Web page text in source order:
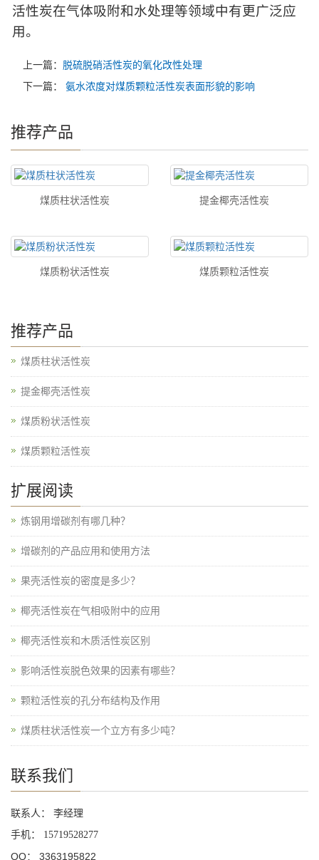
活性炭在气体吸附和水处理等领域中有更广泛应
用。
上一篇： 脱硫脱硝活性炭的氧化改性处理
下一篇：
氨水浓度对煤质颗粒活性炭表面形貌的影响
推荐产品
煤质柱状活性炭 提金椰壳活性炭
煤质粉状活性炭 煤质颗粒活性炭
推荐产品
煤质柱状活性炭
提金椰壳活性炭
煤质粉状活性炭
煤质颗粒活性炭
扩展阅读
炼钢用增碳剂有哪几种？
增碳剂的产品应用和使用方法
果壳活性炭的密度是多少？
椰壳活性炭在气相吸附中的应用
椰壳活性炭和木质活性炭区别
影响活性炭脱色效果的因素有哪些？
颗粒活性炭的孔分布结构及作用
煤质柱状活性炭一个立方有多少吨？
联系我们
联系人： 李经理
手机：
15719528277
QQ： 3363195822